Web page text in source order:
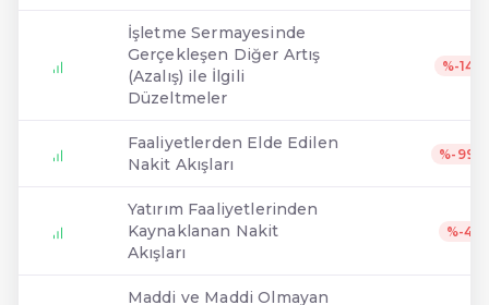
İşletme Sermayesinde
Gerçekleşen Diğer Artış
(Azalış) ile İlgili
Düzeltmeler
%-149
Faaliyetlerden Elde Edilen
Nakit Akışları
%-99.5
Yatırım Faaliyetlerinden
Kaynaklanan Nakit
Akışları
%-41
Maddi ve Maddi Olmayan